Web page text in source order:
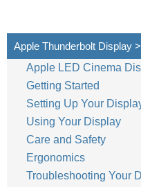
68 Nederlands
Apple Thunderbolt Display
Apple LED Cinema
Getting Started
Setting Up Your
Using Your Display
Care and Safety
Ergonomics
Troubleshooting Your